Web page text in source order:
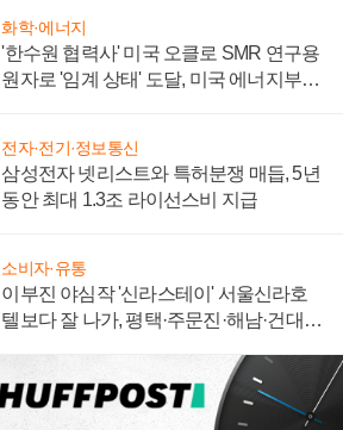
화학·에너지
'한수원 협력사' 미국 오클로 SMR 연구용
원자로 '임계 상태' 도달, 미국 에너지부
전자·전기·정보통신
삼성전자 넷리스트와 특허분쟁 매듭, 5년
동안 최대 1.3조 라이선스비 지급
소비자·유통
이부진 야심작 '신라스테이' 서울신라호
텔보다 잘 나가, 평택·주문진·해남·건대로